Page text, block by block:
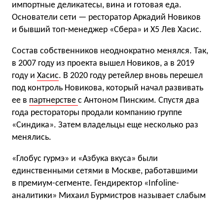
импортные деликатесы, вина и готовая еда.
Основатели сети — ресторатор Аркадий Новиков
и бывший топ-менеджер «Сбера» и Х5 Лев Хасис.
Состав собственников неоднократно менялся. Так,
в 2007 году из проекта вышел Новиков, а в 2019
году и Хасис. В 2020 году ретейлер вновь перешел
под контроль Новикова, который начал развивать
ее в партнерстве с Антоном Пинским. Спустя два
года рестораторы продали компанию группе
«Синдика». Затем владельцы еще несколько раз
менялись.
«Глобус гурмэ» и «Азбука вкуса» были
единственными сетями в Москве, работавшими
в премиум-сегменте. Гендиректор «Infoline-
аналитики» Михаил Бурмистров называет слабым